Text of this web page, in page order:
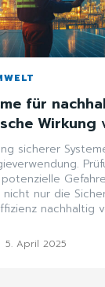
für
Wirkung
sicherer
nicht nur die
nachhaltig
5. April 2025